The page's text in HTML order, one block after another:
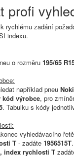
profi
rychlému zadání
indexu.
o rozměru 195/65
například pneu
výrobce, pro
. Tabulku s kódy
vyhledávacího
T - zadáte 1956515T
index rychlosti T